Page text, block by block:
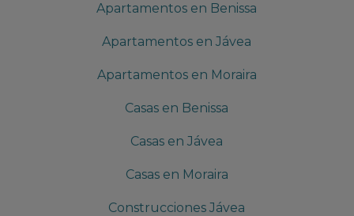
Apartamentos en Benissa
Apartamentos en Jávea
Apartamentos en Moraira
Casas en Benissa
Casas en Jávea
Casas en Moraira
Construcciones Jávea